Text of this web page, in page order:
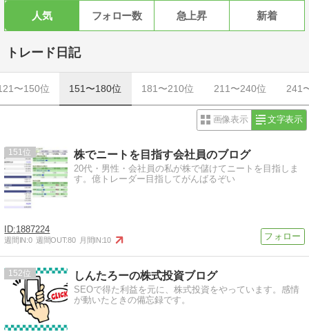
人気 フォロー数 急上昇 新着
トレード日記
〜150位 151〜180位 181〜210位 211〜240位 241
画像表示 文字表示
151 株でニートを目指す会社員のブログ
20代・男性・会社員の私が株で儲けてニートを目指しま
す。億トレーダー目指してがんばるぞい
1887224
週間IN:0 週間OUT:80 月間IN:10
152 しんたろーの株式投資ブログ
SEOで得た利益を元に、株式投資をやっています。感情
が動いたときの備忘録です。